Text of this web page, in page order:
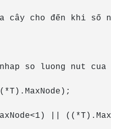
cây cho đến khi số
so luong nut cua
||